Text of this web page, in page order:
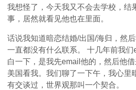
我想怪了，今天我又不会去学校，结
事，居然就看见他也在里面。
话说我知道暗恋结婚/出国/海归，然
一直都没有什么联系。 十几年前我们
白一下，是我先email他的，然后他
美国看我。我们聊了一下午，我心里
有交谈过，世界观那叫一个契合。